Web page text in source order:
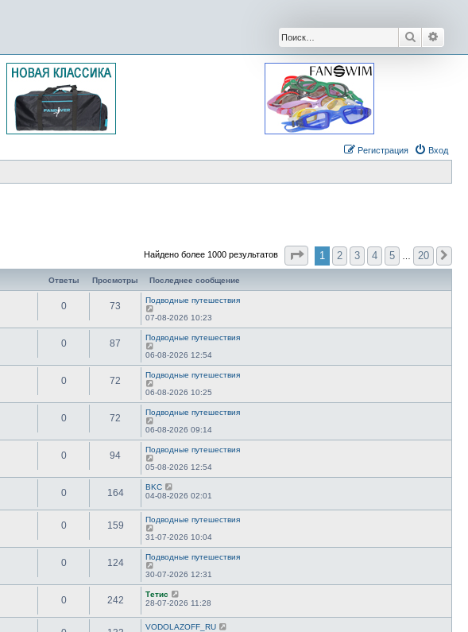
Поиск
Вход
Регистрация
Найдено более 1000 результатов Страница 1из20
1 2 3 4 5 20
Ответы Просмотры Последнее сообщение
0 73
Подводные путешествия
07-08-2026 10:23
0 87
Подводные путешествия
06-08-2026 12:54
0 72
Подводные путешествия
06-08-2026 10:25
0 72
Подводные путешествия
06-08-2026 09:14
0 94
Подводные путешествия
05-08-2026 12:54
0 164
BKC
04-08-2026 02:01
0 159
Подводные путешествия
31-07-2026 10:04
0 124
Подводные путешествия
30-07-2026 12:31
0 242
Тетис
28-07-2026 11:28
VODOLAZOFF_RU